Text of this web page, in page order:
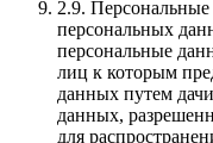
2.9.
персональных
персональные
лиц к которым
данных путем
данных,
для